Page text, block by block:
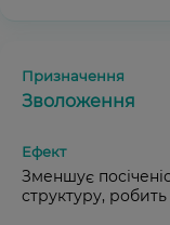
Зволоження
Зменшує
структуру,